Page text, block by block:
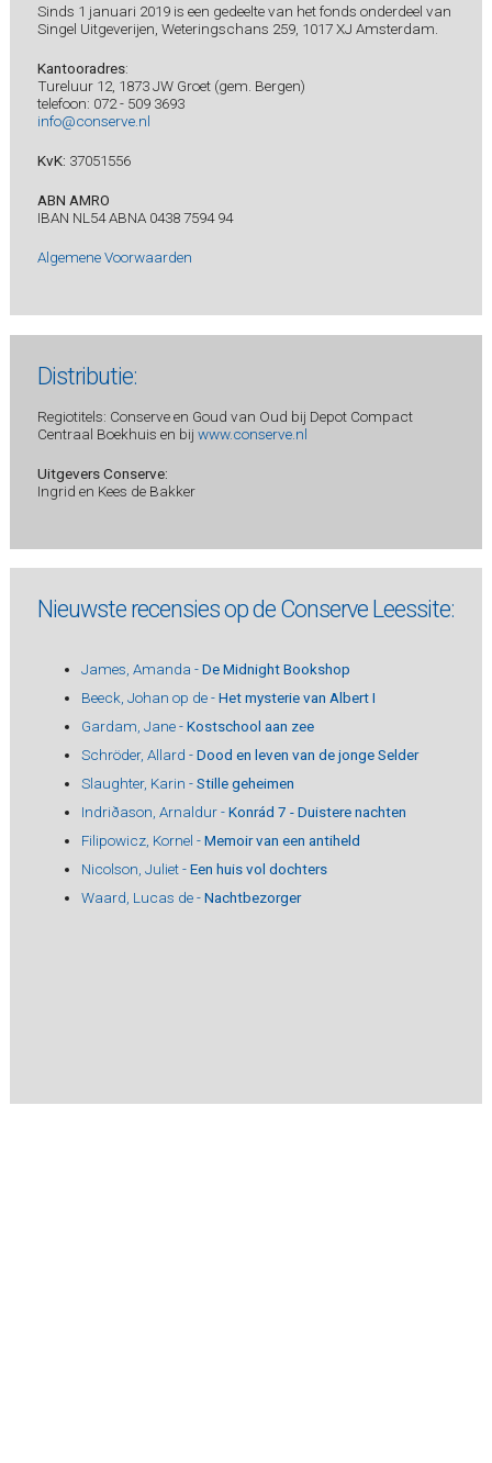
Sinds 1 januari 2019 is een gedeelte van het fonds onderdeel van
Singel Uitgeverijen, Weteringschans 259, 1017 XJ Amsterdam.
Kantooradres:
Tureluur 12, 1873 JW Groet (gem. Bergen)
telefoon: 072 - 509 3693
info@conserve.nl
KvK: 37051556
ABN AMRO
IBAN NL54 ABNA 0438 7594 94
Algemene Voorwaarden
Distributie:
Regiotitels: Conserve en Goud van Oud bij Depot Compact
Centraal Boekhuis en bij www.conserve.nl
Uitgevers Conserve:
Ingrid en Kees de Bakker
Nieuwste recensies op de Conserve Leessite:
James, Amanda -De Midnight Bookshop
Beeck, Johan op de -Het mysterie van Albert I
Gardam, Jane -Kostschool aan zee
Schröder, Allard -Dood en leven van de jonge Selder
Slaughter, Karin -Stille geheimen
Indriðason, Arnaldur -Konrád 7 - Duistere nachten
Filipowicz, Kornel -Memoir van een antiheld
Nicolson, Juliet -Een huis vol dochters
Waard, Lucas de -Nachtbezorger